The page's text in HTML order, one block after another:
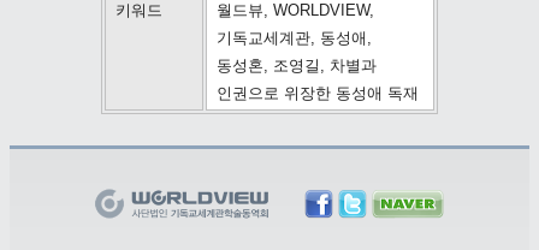
키워드
월드뷰, WORLDVIEW,
기독교세계관, 동성애,
동성혼, 조영길, 차별과
인권으로 위장한 동성애 독재